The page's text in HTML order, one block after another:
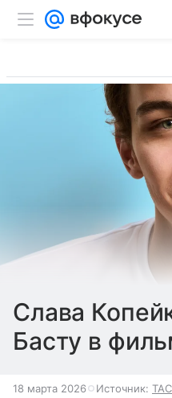
Слава
Басту в
18 марта 2026 Источник: